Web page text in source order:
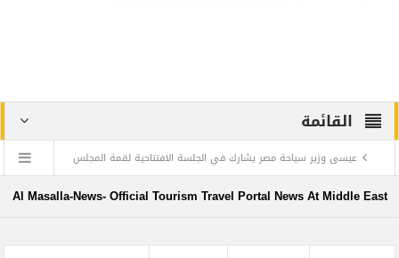
القائمة
عيسى وزير سياحة مصر يشارك في الجلسة الافتتاحية لقمة المجلس
الدولي للسفر والسياحة
Al Masalla-News- Official Tourism Travel Portal News At Middle East